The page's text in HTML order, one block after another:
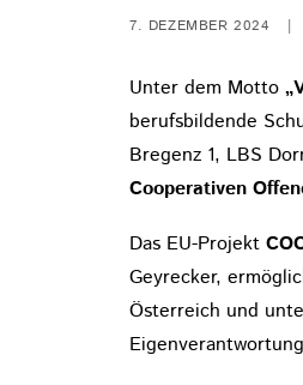
7. DEZEMBER 2024 |
Unter dem Motto
berufsbildende
Bregenz 1, LBS
Cooperativen
Das EU-Projekt
Geyrecker,
Österreich und